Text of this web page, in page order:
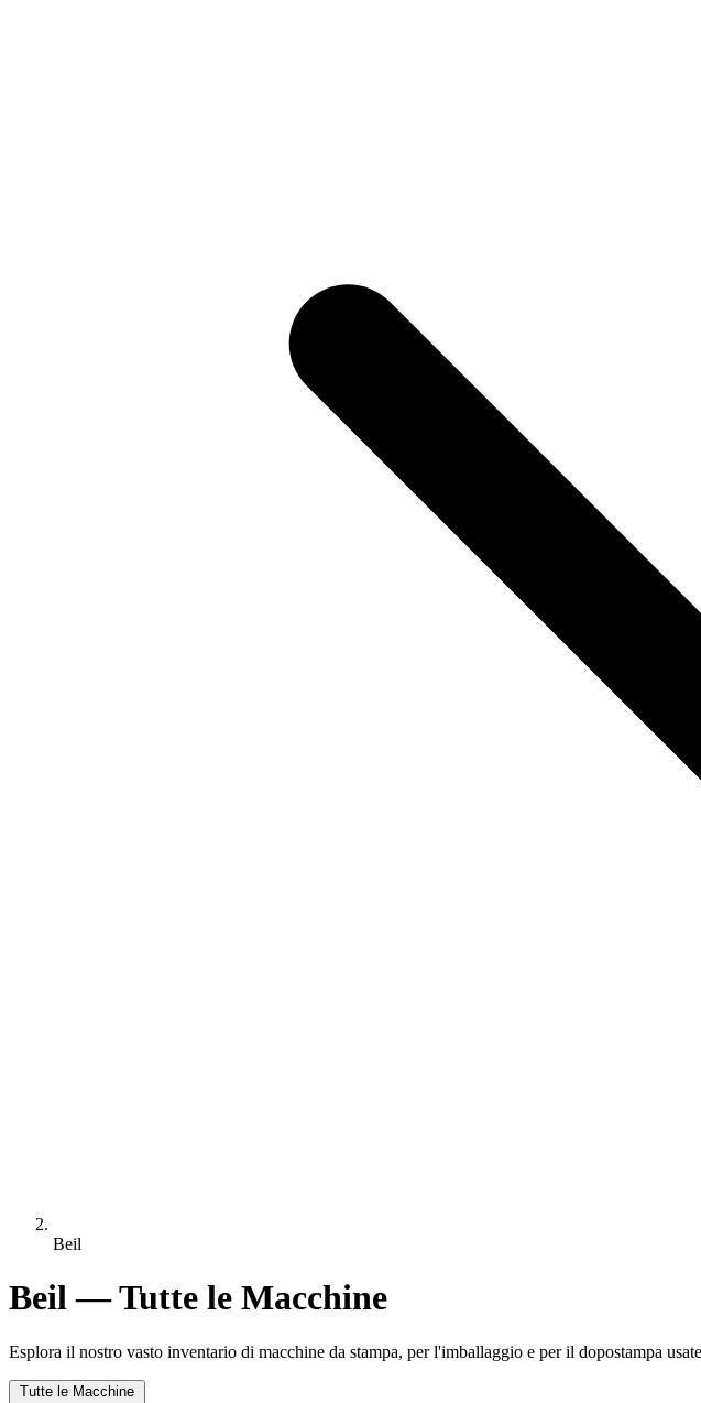
Beil
Beil — Tutte le Macchine
Esplora il nostro vasto inventario di macchine da stampa, per l'imballaggio e per il dopostampa
Tutte le Macchine